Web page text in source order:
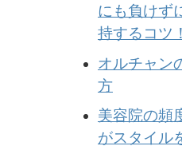
にも負けず
持するコツ！
オルチャン
方
美容院の頻
がスタイル